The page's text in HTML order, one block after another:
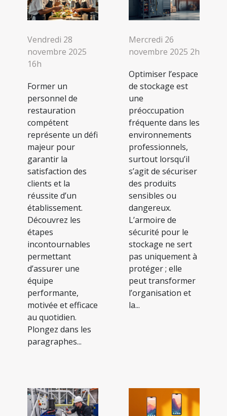
Vendredi 28
novembre 2025
16h
Former un
personnel de
restauration
compétent
représente un défi
majeur pour
garantir la
satisfaction des
clients et la
réussite d’un
établissement.
Découvrez les
étapes
incontournables
permettant
d’assurer une
équipe
performante,
motivée et efficace
au quotidien.
Plongez dans les
paragraphes...
Mercredi 26
novembre 2025 2h
Optimiser l’espace
de stockage est
une
préoccupation
fréquente dans les
environnements
professionnels,
surtout lorsqu’il
s’agit de sécuriser
des produits
sensibles ou
dangereux.
L’armoire de
sécurité pour le
stockage ne sert
pas uniquement à
protéger ; elle
peut transformer
l’organisation et
la...